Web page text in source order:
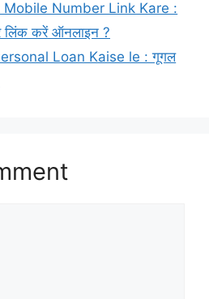
Number Link Kare :
लिंक करें ऑनलाइन ?
Loan Kaise le : गूगल